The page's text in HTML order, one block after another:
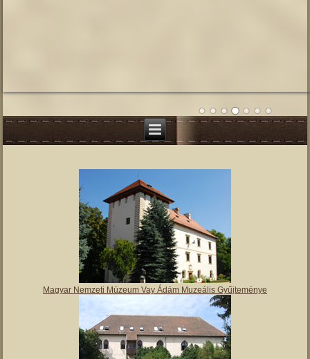
Magyar Nemzeti Múzeum Vay Ádám Muzeális Gyűjteménye